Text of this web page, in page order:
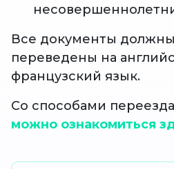
Все документы
переведены на
французский язык.
Со способами
можно ознакомиться